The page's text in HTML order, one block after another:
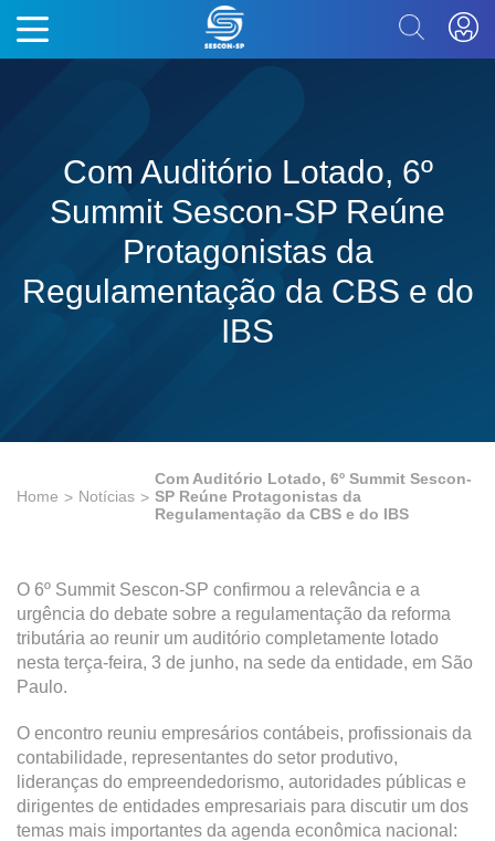
Com Auditório Lotado, 6º
Summit Sescon-SP Reúne
Protagonistas da
Regulamentação da CBS e do
IBS
Home Notícias
Com Auditório Lotado, 6º Summit Sescon-
SP Reúne Protagonistas da
Regulamentação da CBS e do IBS
O 6º Summit Sescon-SP confirmou a relevância e a
urgência do debate sobre a regulamentação da reforma
tributária ao reunir um auditório completamente lotado
nesta terça-feira, 3 de junho, na sede da entidade, em São
Paulo.
O encontro reuniu empresários contábeis, profissionais da
contabilidade, representantes do setor produtivo,
lideranças do empreendedorismo, autoridades públicas e
dirigentes de entidades empresariais para discutir um dos
temas mais importantes da agenda econômica nacional: